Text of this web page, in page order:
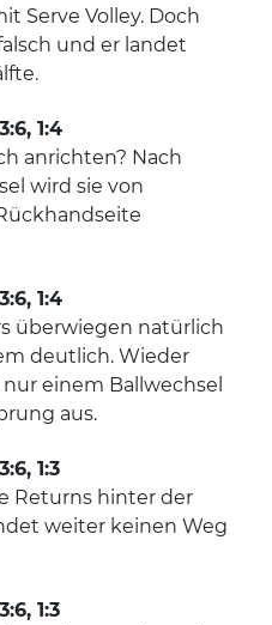
Serve Volley. Doch
und er landet
1:4
anrichten? Nach
wird sie von
1:4
überwiegen natürlich
deutlich. Wieder
einem Ballwechsel
aus.
1:3
Returns hinter der
weiter keinen Weg
1:3